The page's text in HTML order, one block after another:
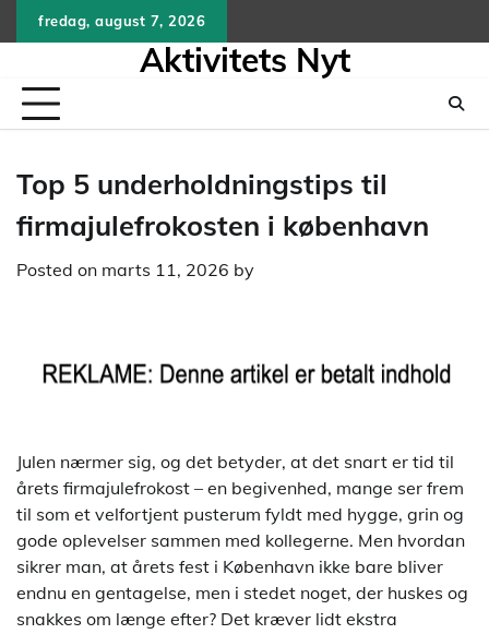
to
fredag, august 7, 2026
Aktivitets Nyt
Top 5 underholdningstips til
firmajulefrokosten i københavn
Posted on marts 11, 2026 by
Julen nærmer sig, og det betyder, at det snart er tid til
årets firmajulefrokost – en begivenhed, mange ser frem
til som et velfortjent pusterum fyldt med hygge, grin og
gode oplevelser sammen med kollegerne. Men hvordan
sikrer man, at årets fest i København ikke bare bliver
endnu en gentagelse, men i stedet noget, der huskes og
snakkes om længe efter? Det kræver lidt ekstra